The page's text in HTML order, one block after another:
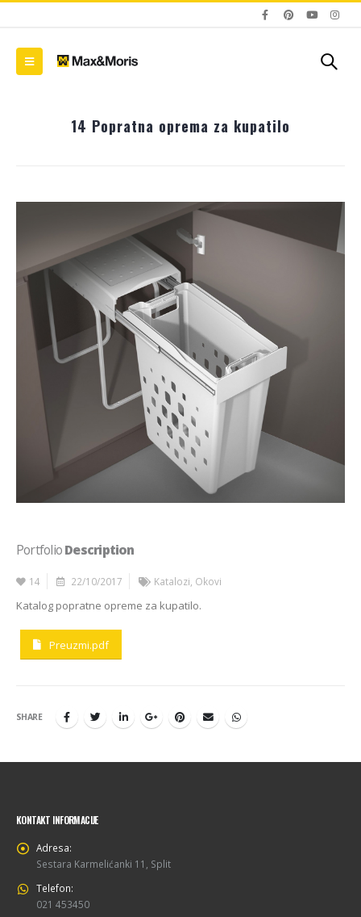
14 Popratna oprema za kupatilo
PortfolioDescription
14 22/10/2017 Katalozi, Okovi
Katalog popratne opreme za kupatilo.
Preuzmi.pdf
SHARE
KONTAKT INFORMACIJE
Adresa:
Sestara Karmelićanki 11, Split
Telefon:
021 453450